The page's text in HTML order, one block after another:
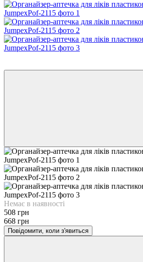
Немає в наявності
508 грн
668 грн
Повідомити, коли з'явиться